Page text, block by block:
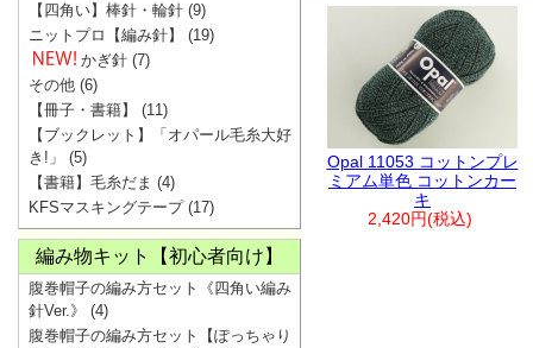
Opal 11053 コットンプレ
ミアム単色 コットンカー
キ
2,420円(税込)
【四角い】棒針・輪針 (9)
ニットプロ【編み針】
(19)
かぎ針 (7)
その他 (6)
【冊子・書籍】
(11)
【ブックレット】「オパール毛糸大好
き!」
(5)
【書籍】毛糸だま (4)
KFSマスキングテープ(17)
編み物キット【初心者向け】
腹巻帽子の編み方セット《四角い編み
針Ver.》
(4)
腹巻帽子の編み方セット【ぽっちゃり